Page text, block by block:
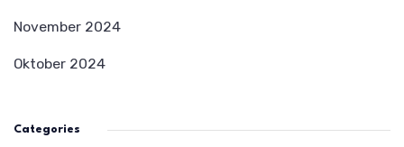
November 2024
Oktober 2024
Categories